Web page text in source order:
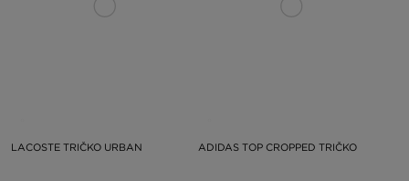
LACOSTE TRIČKO URBAN ADIDAS TOP CROPPED TRIČKO